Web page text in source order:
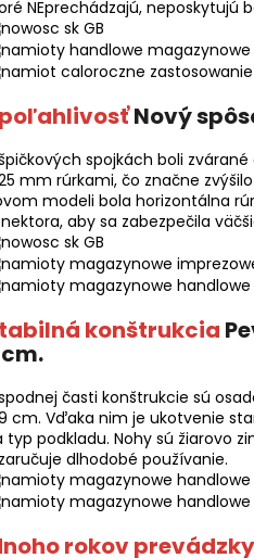
NEprechádzajú, neposkytujú
Nový
spojkách boli
mm rúrkami, čo značne
modeli bola horizontálna
aby sa zabezpečila
konštrukcia
časti konštrukcie sú
cm. Vďaka nim je ukotvenie
typ podkladu. Nohy sú žiarovo
dlhodobé používanie.
rokov prevádzky